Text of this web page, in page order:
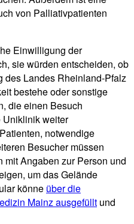
von Palliativpatienten
Einwilligung der
sie würden entscheiden, ob
des Landes Rheinland-Pfalz
bestehe oder sonstige
die einen Besuch
Uniklinik weiter
notwendige
Besucher müssen
Angaben zur Person und
um das Gelände
könne über die
Mainz ausgefüllt und